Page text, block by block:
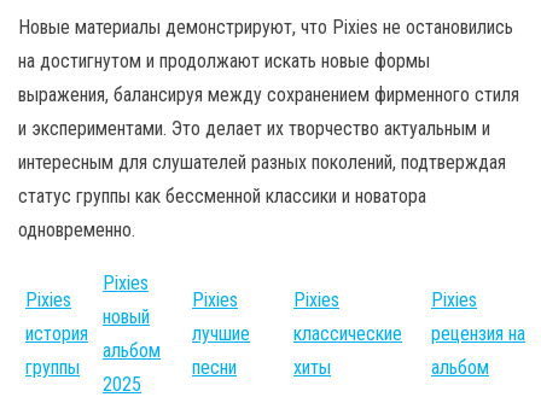
Новые материалы демонстрируют, что Pixies не остановились
на достигнутом и продолжают искать новые формы
выражения, балансируя между сохранением фирменного стиля
и экспериментами. Это делает их творчество актуальным и
интересным для слушателей разных поколений, подтверждая
статус группы как бессменной классики и новатора
одновременно.
Pixies
история
группы
Pixies
новый
альбом
2025
Pixies
лучшие
песни
Pixies
классические
хиты
Pixies
рецензия на
альбом